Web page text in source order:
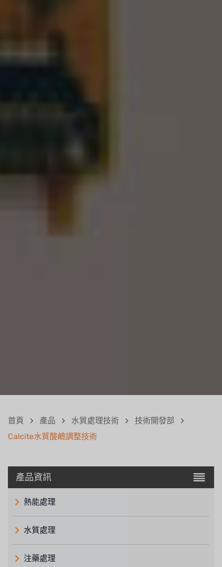
首頁 產品 水質處理技術
技術開發部
Calcite水質酸鹼調整技術
產品資訊
熱能處理
水質處理
注藥處理